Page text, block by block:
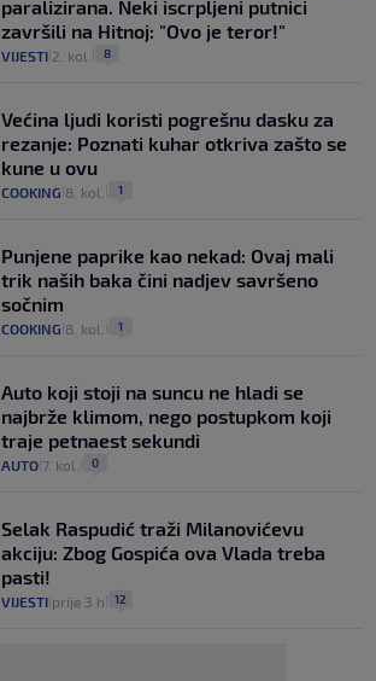
paralizirana. Neki iscrpljeni putnici
završili na Hitnoj: "Ovo je teror!"
VIJESTI 2. kol. 8
Većina ljudi koristi pogrešnu dasku za
rezanje: Poznati kuhar otkriva zašto se
kune u ovu
COOKING 8. kol. 1
Punjene paprike kao nekad: Ovaj mali
trik naših baka čini nadjev savršeno
sočnim
COOKING 8. kol. 1
Auto koji stoji na suncu ne hladi se
najbrže klimom, nego postupkom koji
traje petnaest sekundi
AUTO 7. kol. 0
Selak Raspudić traži Milanovićevu
akciju: Zbog Gospića ova Vlada treba
pasti!
VIJESTI prije 3 h 12